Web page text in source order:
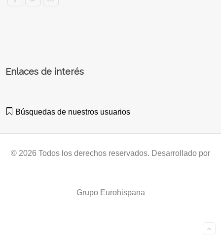
Enlaces de interés
Búsquedas de nuestros usuarios
© 2026 Todos los derechos reservados. Desarrollado por
Grupo Eurohispana